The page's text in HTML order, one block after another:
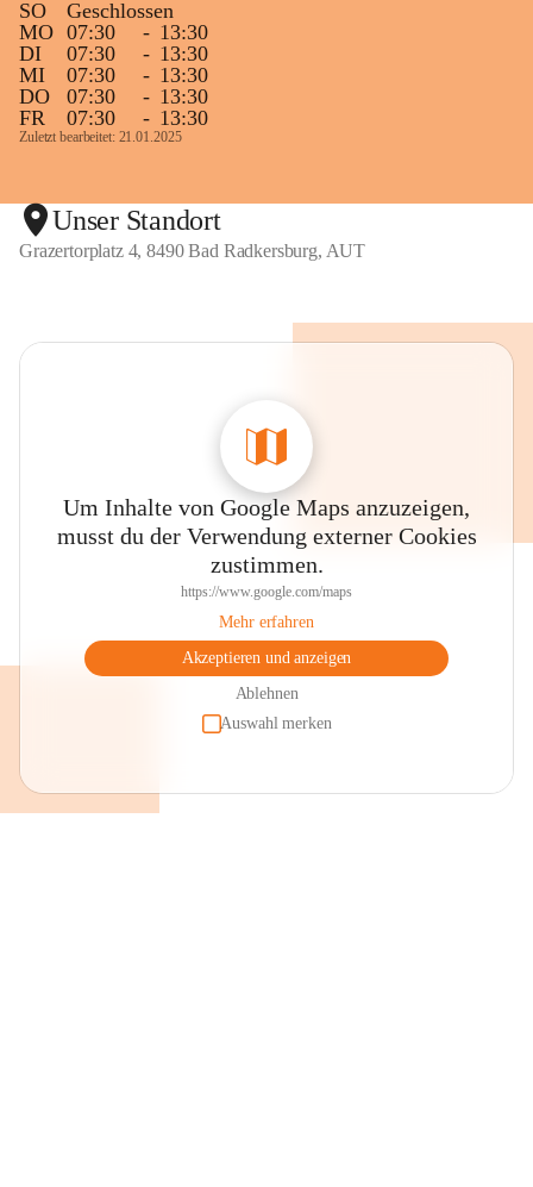
SO
Geschlossen
MO 07:30 - 13:30
DI
07:30 - 13:30
MI
07:30 - 13:30
DO
07:30 - 13:30
FR
07:30 - 13:30
Zuletzt bearbeitet: 21.01.2025
Unser Standort
Grazertorplatz 4, 8490 Bad Radkersburg, AUT
Um Inhalte von Google Maps anzuzeigen,
musst du der Verwendung externer Cookies
zustimmen.
https://www.google.com/maps
Mehr erfahren
Akzeptieren und anzeigen
Ablehnen
Auswahl merken